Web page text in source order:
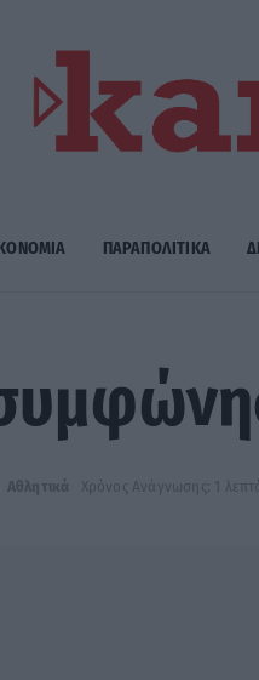
ΠΑΡΑΠΟΛΙΤΙΚΑ
Αθλητικά Χρόνος Ανάγνωσης: 1